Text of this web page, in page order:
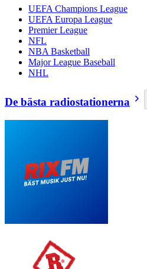
UEFA Champions League
UEFA Europa League
Premier League
NFL
NBA Basketball
Major League Baseball
NHL
De bästa radiostationerna